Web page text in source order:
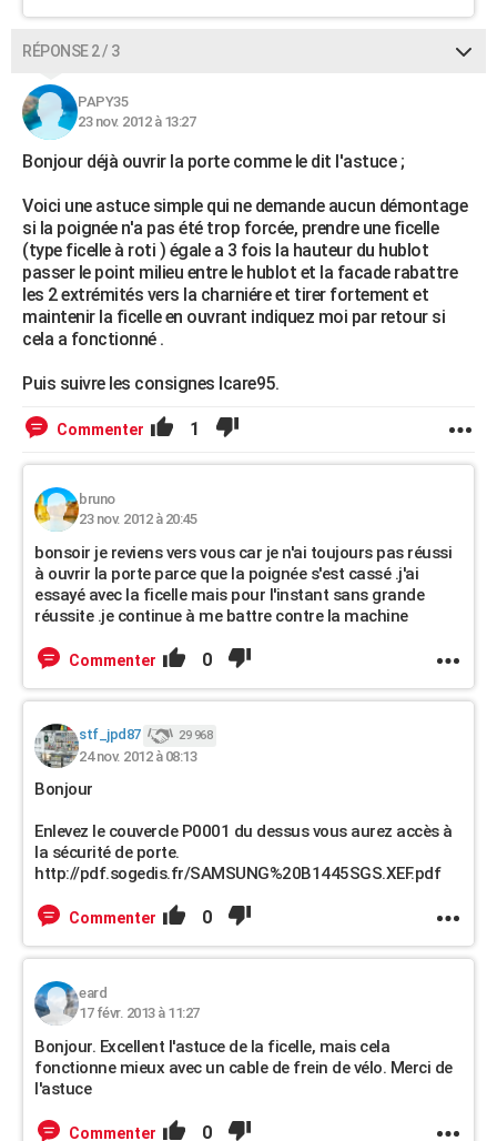
RÉPONSE 2 / 3
PAPY35
23 nov. 2012 à 13:27
Bonjour déjà ouvrir la porte comme le dit l'astuce ;
Voici une astuce simple qui ne demande aucun démontage
si la poignée n'a pas été trop forcée, prendre une ficelle
(type ficelle à roti ) égale a 3 fois la hauteur du hublot
passer le point milieu entre le hublot et la facade rabattre
les 2 extrémités vers la charniére et tirer fortement et
maintenir la ficelle en ouvrant indiquez moi par retour si
cela a fonctionné .
Puis suivre les consignes Icare95.
Commenter 1
bruno
23 nov. 2012 à 20:45
bonsoir je reviens vers vous car je n'ai toujours pas réussi
à ouvrir la porte parce que la poignée s'est cassé .j'ai
essayé avec la ficelle mais pour l'instant sans grande
réussite .je continue à me battre contre la machine
Commenter 0
stf_jpd87 29 968
24 nov. 2012 à 08:13
Bonjour
Enlevez le couvercle P0001 du dessus vous aurez accès à
la sécurité de porte.
http://pdf.sogedis.fr/SAMSUNG%20B1445SGS.XEF.pdf
Commenter 0
eard
17 févr. 2013 à 11:27
Bonjour. Excellent l'astuce de la ficelle, mais cela
fonctionne mieux avec un cable de frein de vélo. Merci de
l'astuce
Commenter 0